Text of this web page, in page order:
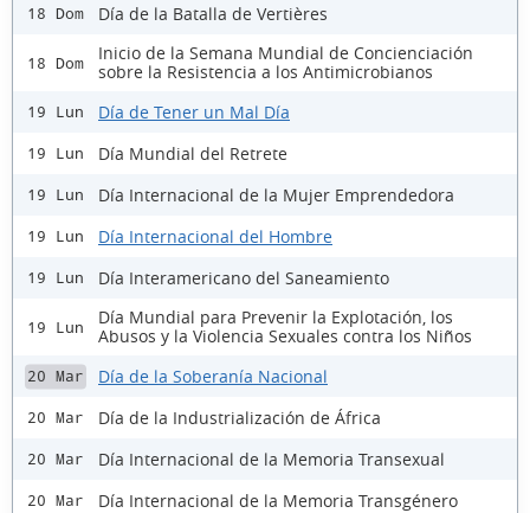
18 Dom Día de la Batalla de Vertières
18 Dom
Inicio de la Semana Mundial de Concienciación
sobre la Resistencia a los Antimicrobianos
19 Lun Día de Tener un Mal Día
19 Lun Día Mundial del Retrete
19 Lun Día Internacional de la Mujer Emprendedora
19 Lun Día Internacional del Hombre
19 Lun Día Interamericano del Saneamiento
19 Lun
Día Mundial para Prevenir la Explotación, los
Abusos y la Violencia Sexuales contra los Niños
20 Mar Día de la Soberanía Nacional
20 Mar Día de la Industrialización de África
20 Mar Día Internacional de la Memoria Transexual
20 Mar Día Internacional de la Memoria Transgénero